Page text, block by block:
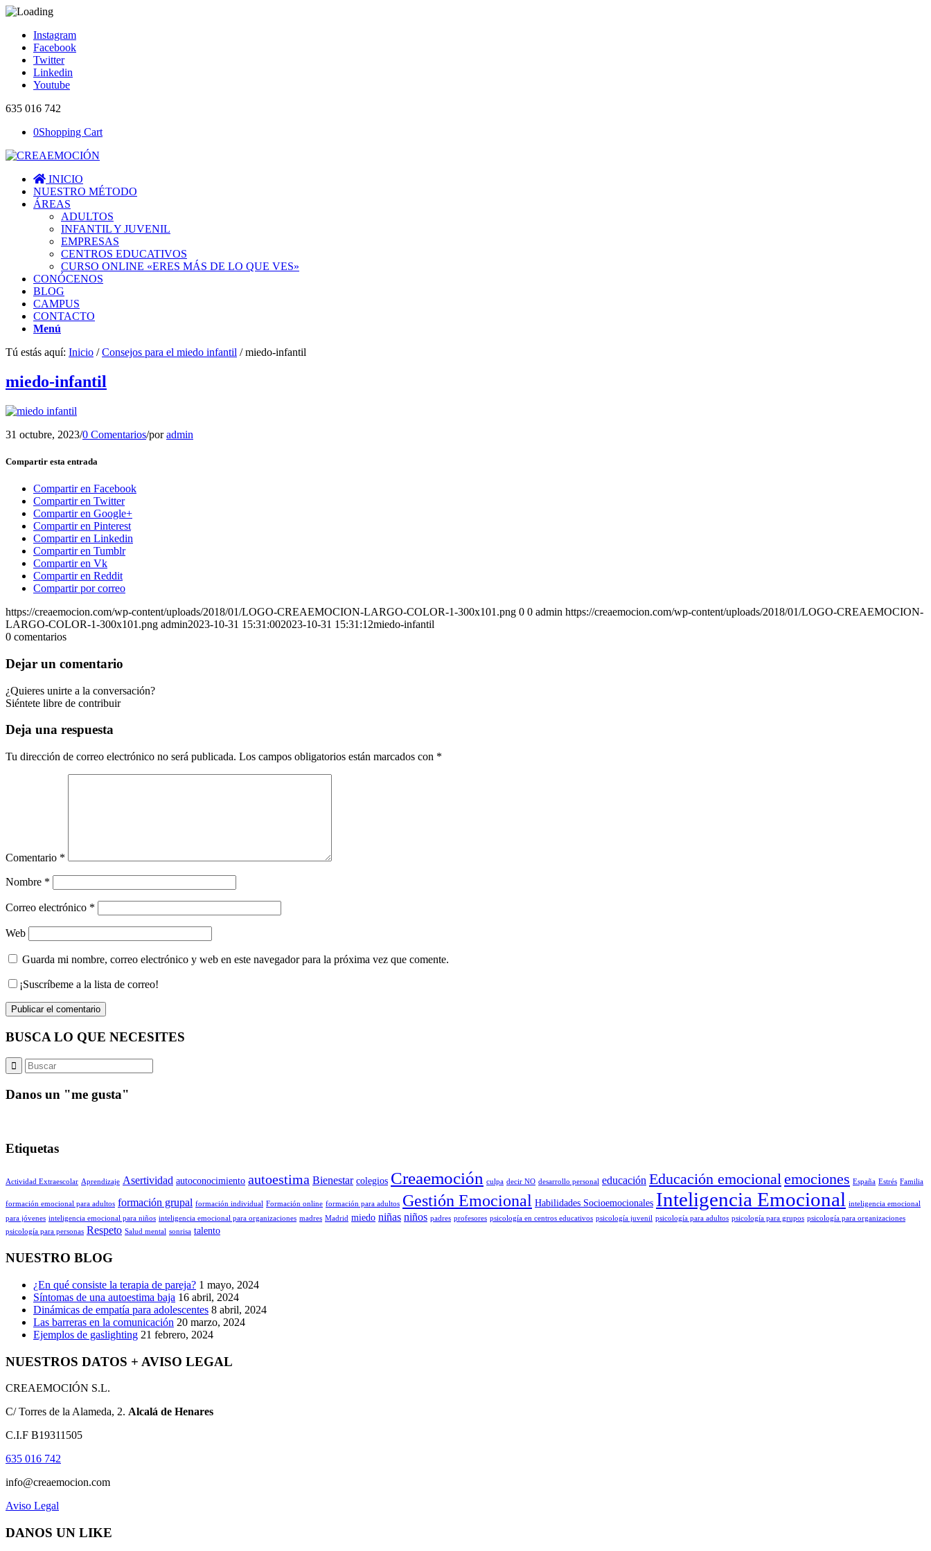
Instagram
Facebook
Twitter
Linkedin
Youtube
635 016 742
0Shopping Cart
INICIO
NUESTRO MÉTODO
ÁREAS
ADULTOS
INFANTIL Y JUVENIL
EMPRESAS
CENTROS EDUCATIVOS
CURSO ONLINE «ERES MÁS DE LO QUE VES»
CONÓCENOS
BLOG
CAMPUS
CONTACTO
Menú
Tú estás aquí: Inicio / Consejos para el miedo infantil / miedo-infantil
miedo-infantil
31 octubre, 2023/0 Comentarios/poradmin
Compartir esta entrada
Compartir en Facebook
Compartir en Twitter
Compartir en Google+
Compartir en Pinterest
Compartir en Linkedin
Compartir en Tumblr
Compartir en Vk
Compartir en Reddit
Compartir por correo
https://creaemocion.com/wp-content/uploads/2018/01/LOGO-CREAEMOCION-LARGO-COLOR-1-300x101.png 0 0 admin https://creaemocion.com/wp-content/uploads/2018/01/LOGO-CREAEMOCION-
LARGO-COLOR-1-300x101.png admin2023-10-31 15:31:002023-10-31 15:31:12miedo-infantil
0 comentarios
Dejar un comentario
¿Quieres unirte a la conversación?
Siéntete libre de contribuir
Deja una respuesta
Tu dirección de correo electrónico no será publicada. Los campos obligatorios están marcados con *
Comentario *
Nombre *
Correo electrónico *
Web
Guarda mi nombre, correo electrónico y web en este navegador para la próxima vez que comente.
¡Suscríbeme a la lista de correo!
BUSCA LO QUE NECESITES
Danos un "me gusta"
Etiquetas
Actividad Extraescolar Aprendizaje Asertividad autoconocimiento autoestima Bienestar colegios Creaemoción culpa decir NO desarrollo personal educación Educación emocionalemociones España Estrés Familia
formación emocional para adultos formación grupal formación individual Formación online formación para adultos Gestión Emocional Habilidades Socioemocionales Inteligencia Emocional inteligencia emocional
para jóvenes inteligencia emocional para niños inteligencia emocional para organizaciones madres Madrid miedo niñas niños padres profesores psicología en centros educativos psicología juvenil psicología para adultos psicología para grupos psicología para organizaciones
psicología para personas Respeto Salud mental sonrisa talento
NUESTRO BLOG
¿En qué consiste la terapia de pareja? 1 mayo, 2024
Síntomas de una autoestima baja 16 abril, 2024
Dinámicas de empatía para adolescentes 8 abril, 2024
Las barreras en la comunicación 20 marzo, 2024
Ejemplos de gaslighting 21 febrero, 2024
NUESTROS DATOS + AVISO LEGAL
CREAEMOCIÓN S.L.
C/ Torres de la Alameda, 2. Alcalá de Henares
C.I.F B19311505
635 016 742
info@creaemocion.com
Aviso Legal
DANOS UN LIKE